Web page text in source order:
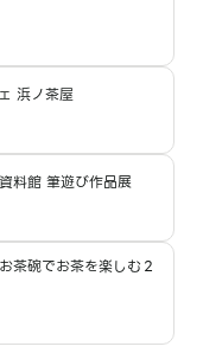
浜ノ茶屋
料館 筆遊び作品展
茶碗でお茶を楽しむ２